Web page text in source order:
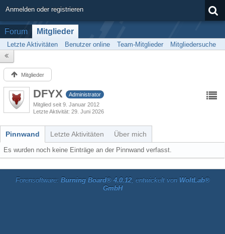
Anmelden oder registrieren
Forum Mitglieder
Letzte Aktivitäten Benutzer online Team-Mitglieder Mitgliedersuche
Mitglieder
DFYX
Administrator
Mitglied seit 9. Januar 2012
Letzte Aktivität 29. Juni 2026
Pinnwand Letzte Aktivitäten Über mich
Es wurden noch keine Einträge an der Pinnwand verfasst.
Forensoftware: Burning Board® 4.0.12, entwickelt von WoltLab®
GmbH